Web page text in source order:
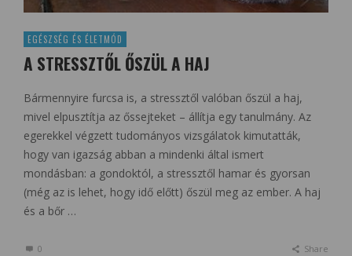
EGÉSZSÉG ÉS ÉLETMÓD
A STRESSZTŐL ŐSZÜL A HAJ
Bármennyire furcsa is, a stressztől valóban őszül a haj,
mivel elpusztítja az őssejteket – állítja egy tanulmány. Az
egerekkel végzett tudományos vizsgálatok kimutatták,
hogy van igazság abban a mindenki által ismert
mondásban: a gondoktól, a stressztől hamar és gyorsan
(még az is lehet, hogy idő előtt) őszül meg az ember. A haj
és a bőr …
0 Share